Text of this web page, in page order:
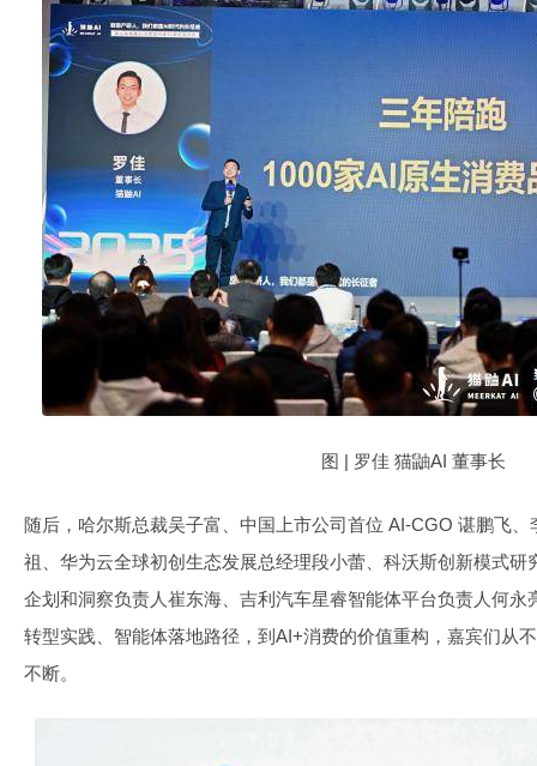
图 | 罗佳 猫鼬AI 董事长
随后，哈尔斯总裁吴子富、中国上市公司首位 AI-CGO 谌鹏飞
祖、华为云全球初创生态发展总经理段小蕾、科沃斯创新模式研
企划和洞察负责人崔东海、吉利汽车星睿智能体平台负责人何永
转型实践、智能体落地路径，到AI+消费的价值重构，嘉宾们从
不断。